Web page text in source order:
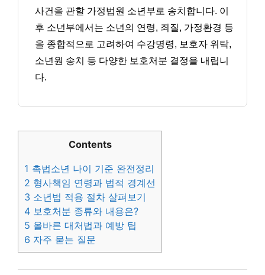
사건을 관할 가정법원 소년부로 송치합니다. 이
후 소년부에서는 소년의 연령, 죄질, 가정환경 등
을 종합적으로 고려하여 수강명령, 보호자 위탁,
소년원 송치 등 다양한 보호처분 결정을 내립니
다.
Contents
1 촉법소년 나이 기준 완전정리
2 형사책임 연령과 법적 경계선
3 소년법 적용 절차 살펴보기
4 보호처분 종류와 내용은?
5 올바른 대처법과 예방 팁
6 자주 묻는 질문